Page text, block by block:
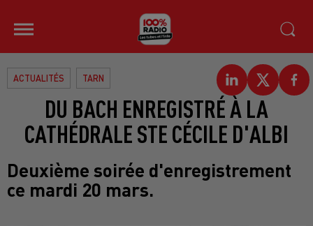
ACTUALITÉS TARN
DU BACH ENREGISTRÉ À LA
CATHÉDRALE STE CÉCILE D'ALBI
Deuxième soirée d'enregistrement
ce mardi 20 mars.